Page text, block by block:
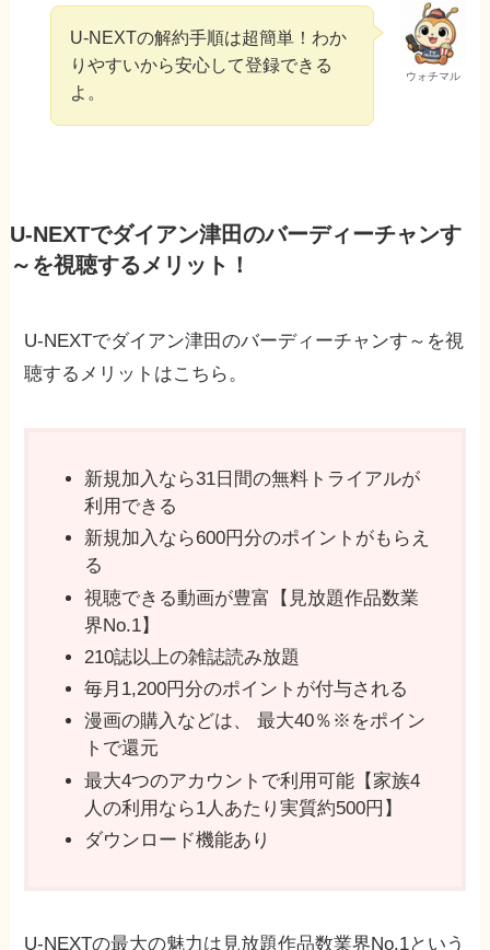
ウォチマル
U-NEXTの解約手順は超簡単！わか
りやすいから安心して登録できる
よ。
U-NEXTでダイアン津田のバーディーチャンす
～を視聴するメリット！
U-NEXTでダイアン津田のバーディーチャンす～を視
聴するメリットはこちら。
新規加入なら31日間の無料トライアルが
利用できる
新規加入なら600円分のポイントがもらえ
る
視聴できる動画が豊富【見放題作品数業
界No.1】
210誌以上の雑誌読み放題
毎月1,200円分のポイントが付与される
漫画の購入などは、 最⼤40％※をポイン
トで還元
最⼤4つのアカウントで利用可能【家族4
⼈の利⽤なら1⼈あたり実質約500円】
ダウンロード機能あり
U-NEXTの最大の魅力は見放題作品数業界No.1という